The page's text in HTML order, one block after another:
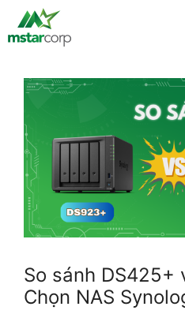
So sánh DS425+
Chọn NAS